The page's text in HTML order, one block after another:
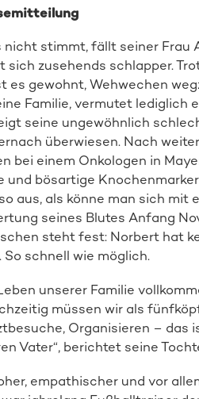
stimmt, fällt seiner Frau
sich zusehends schlapper.
es gewohnt, Wehwechen
Familie, vermutet lediglich
seine ungewöhnlich
überwiesen. Nach
bei einem Onkologen in
und bösartige
aus, als könne man sich
seines Blutes Anfang
steht fest: Norbert hat
schnell wie möglich.
unserer Familie
müssen wir als
Organisieren –
Vater“, berichtet seine
empathischer und vor